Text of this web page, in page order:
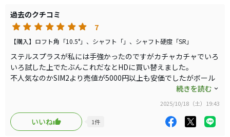
のドライバーのようなシャープな振り抜きでフィニッシュ
がピタリと決まり同伴者も揃って大絶賛です。
しかし、ウキウキしながらボールに行ってみると私だけ
10ydぐらい置いていかれてます。
力んで引っ叩くと途端に上がらなくなりドローがキツくな
ります。
軽快に振り抜いてのハイドローなんですが一発飛ばしたい
時にまっすぐ打ち込むと上がりすぎ抑えて手首を返すと左
に行きなかなか難しくなります。
還暦を迎えてHS40前後の私でも一発250yd目指したい願望
過去のクチコミ
7
【購入】ロフト角「10.5°」、シャフト「」、シャフト硬度「SR」
ステルスプラスが私には手強かったのですがカチャカチャでいろ
いろ試した上でたぶんこれだなとHDに買い替えました。
不人気なのかSIM2より売値が5000円以上も安価でしたがボール
シャフトはノーマルSIM2には硬めのものが捕まり過ぎず安定し
ますがこのヘッドでは弾道が高かったり低かったり安定しませ
ん。
そこでM3に合っていたスピーダー569エボⅣのSRという元調子
続きを読む
2025/10/18（土）19:43
いいね 1件